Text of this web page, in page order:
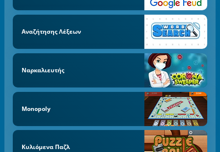
Αναζήτησης Λέξεων
Ναρκαλιευτής
Monopoly
Κυλιόμενα Παζλ